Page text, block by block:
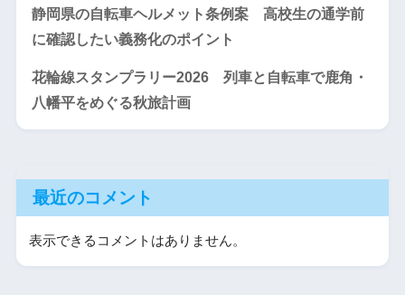
静岡県の自転車ヘルメット条例案 高校生の通学前
に確認したい義務化のポイント
花輪線スタンプラリー2026 列車と自転車で鹿角・
八幡平をめぐる秋旅計画
最近のコメント
表示できるコメントはありません。